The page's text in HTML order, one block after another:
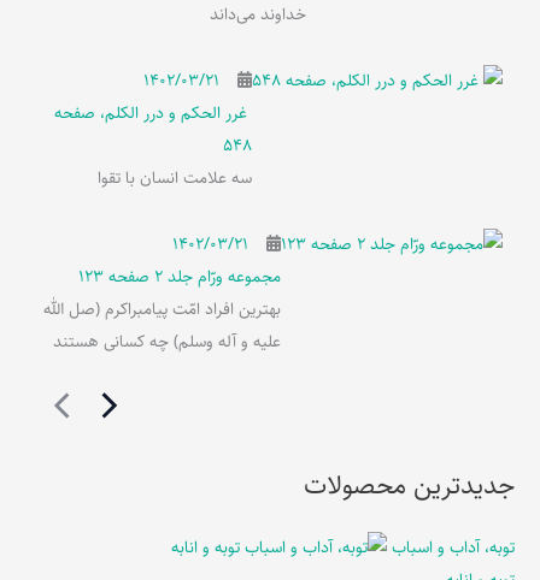
خداوند می‌داند
۱۴۰۲/۰۳/۲۱
غرر الحکم و درر الکلم، صفحه
548
سه علامت انسان با تقوا
۱۴۰۲/۰۳/۲۱
مجموعه ورّام جلد 2 صفحه 123
بهترین افراد امّت پیامبراکرم (صل الله
علیه و آله وسلم) چه کسانی هستند
جدیدترین محصولات
توبه، آداب و اسباب